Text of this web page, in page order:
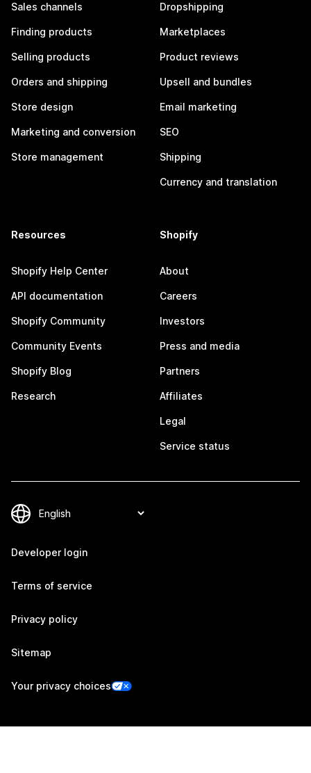
Sales channels
Finding products
Selling products
Orders and shipping
Store design
Marketing and conversion
Store management
Dropshipping
Marketplaces
Product reviews
Upsell and bundles
Email marketing
SEO
Shipping
Currency and translation
Resources
Shopify Help Center
API documentation
Shopify Community
Community Events
Shopify Blog
Research
Shopify
About
Careers
Investors
Press and media
Partners
Affiliates
Legal
Service status
Developer login
Terms of service
Privacy policy
Sitemap
Your privacy choices